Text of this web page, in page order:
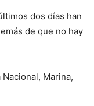
dos días han
de que no hay
Marina,